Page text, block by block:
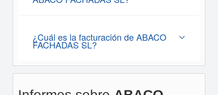
¿Cuál es la facturación de ABACO
FACHADAS SL?